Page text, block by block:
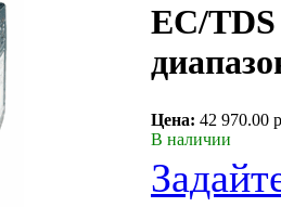
EC/
Цена: 42 970.00
В наличии